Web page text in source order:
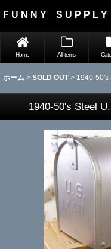
F U N N Y S U P P L Y
Home All Items
ホーム > SOLD OUT > 1940-50's
1940-50's Steel